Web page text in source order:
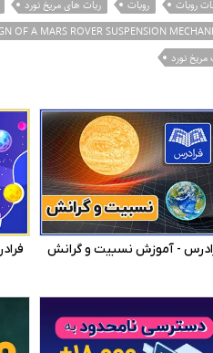
روبات
روبات ربات های مریخ نورد
OF A MARS ROVER SUSPENSION
مریخ نورد